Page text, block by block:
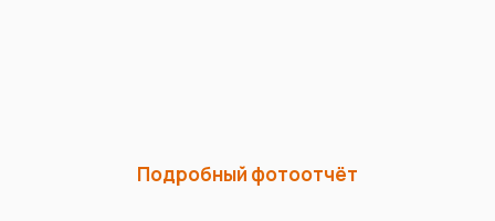
Подробный фотоотчёт